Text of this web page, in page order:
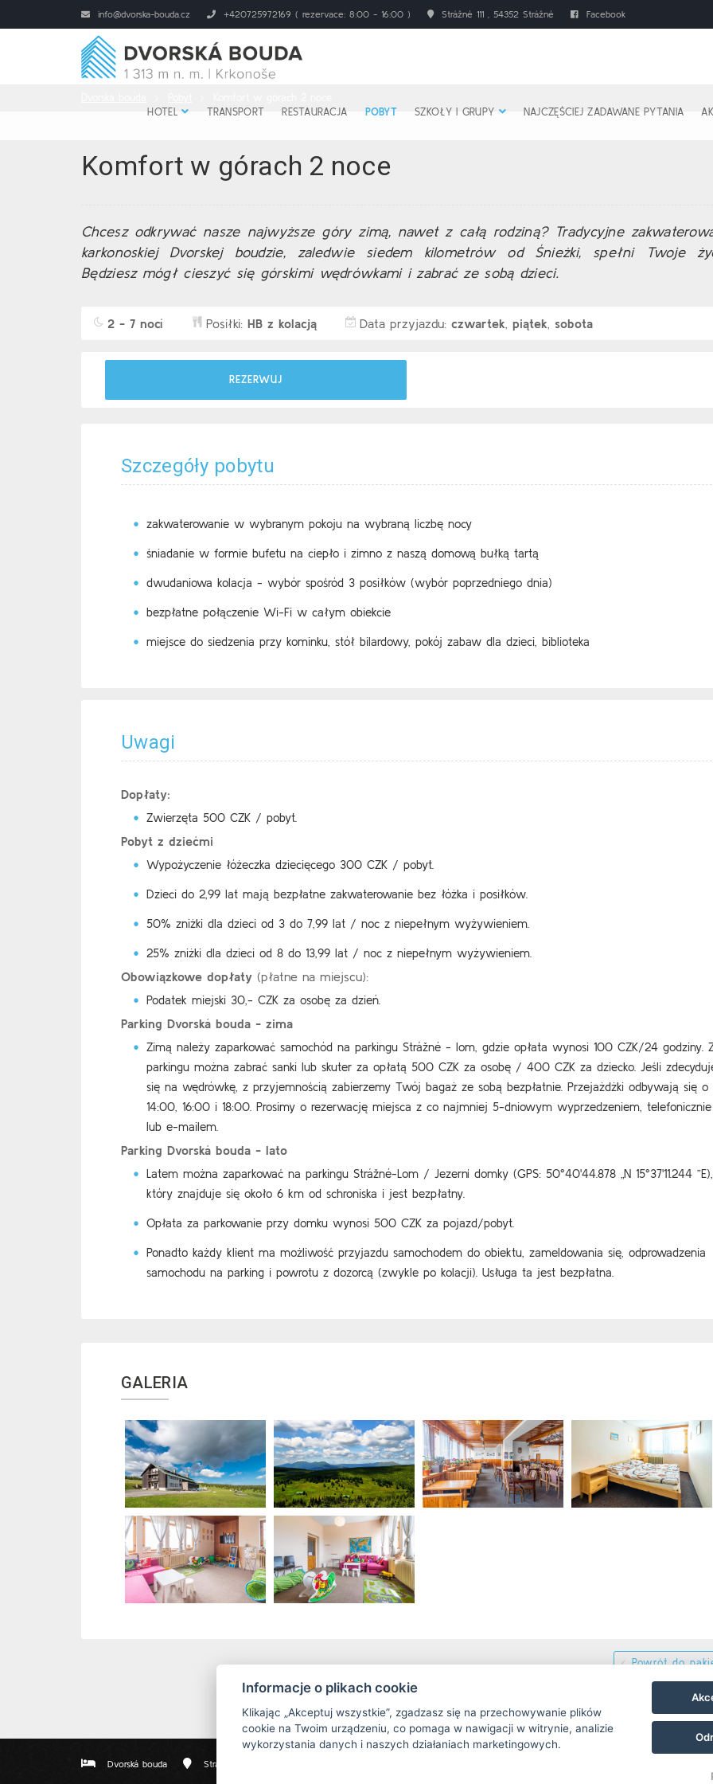
info@dvorska-bouda.cz +420725972169 ( rezervace: 8:00 - 16:00 ) Strážné 111 , 54352 Strážné Facebook
HOTEL TRANSPORT RESTAURACJA POBYT SZKOŁY I GRUPY NAJCZĘŚCIEJ ZADAWANE PYTANIA
Komfort w górach 2 noce
Chcesz odkrywać nasze najwyższe góry zimą, nawet z całą rodziną? Tradycyjne
karkonoskiej Dvorskej boudzie, zaledwie siedem kilometrów od Śnieżki, spełni Twoje
Będziesz mógł cieszyć się górskimi wędrówkami i zabrać ze sobą dzieci.
2 - 7 nocí Posiłki: HB z kolacją Data przyjazdu: czwartek piątek sobota
REZERWUJ
Szczegóły pobytu
zakwaterowanie w wybranym pokoju na wybraną liczbę nocy
śniadanie w formie bufetu na ciepło i zimno z naszą domową bułką tartą
dwudaniowa kolacja - wybór spośród 3 posiłków (wybór poprzedniego dnia)
bezpłatne połączenie Wi-Fi w całym obiekcie
miejsce do siedzenia przy kominku, stół bilardowy, pokój zabaw dla dzieci, biblioteka
Uwagi
Dopłaty:
Zwierzęta 500 CZK / pobyt.
Pobyt z dziećmi
Wypożyczenie łóżeczka dziecięcego 300 CZK / pobyt.
Dzieci do 2,99 lat mają bezpłatne zakwaterowanie bez łóżka i posiłków.
50% zniżki dla dzieci od 3 do 7,99 lat / noc z niepełnym wyżywieniem.
25% zniżki dla dzieci od 8 do 13,99 lat / noc z niepełnym wyżywieniem.
Obowiązkowe dopłaty (płatne na miejscu):
Podatek miejski 30,- CZK za osobę za dzień.
Parking Dvorská bouda - zima
Zimą należy zaparkować samochód na parkingu Strážné - lom, gdzie opłata wynosi 100 CZK/24 godziny.
parkingu można zabrać sanki lub skuter za opłatą 500 CZK za osobę / 400 CZK za dziecko. Jeśli
się na wędrówkę, z przyjemnością zabierzemy Twój bagaż ze sobą bezpłatnie. Przejażdżki odbywają się o
14:00, 16:00 i 18:00. Prosimy o rezerwację miejsca z co najmniej 5-dniowym wyprzedzeniem, telefonicznie
lub e-mailem.
Parking Dvorská bouda - lato
Latem można zaparkować na parkingu Strážné-Lom / Jezerní domky (GPS: 50°40'44.878 „N 15°37'11.244 ”E),
który znajduje się około 6 km od schroniska i jest bezpłatny.
Opłata za parkowanie przy domku wynosi 500 CZK za pojazd/pobyt.
Ponadto każdy klient ma możliwość przyjazdu samochodem do obiektu, zameldowania się, odprowadzenia
samochodu na parking i powrotu z dozorcą (zwykle po kolacji). Usługa ta jest bezpłatna.
GALERIA
Powrót do
Dvorská bouda Strážné 111, 543 52 Strážné
Informacje o plikach cookie
Klikając „Akceptuj wszystkie”, zgadzasz się na przechowywanie plików
cookie na Twoim urządzeniu, co pomaga w nawigacji w witrynie, analizie
wykorzystania danych i naszych działaniach marketingowych.